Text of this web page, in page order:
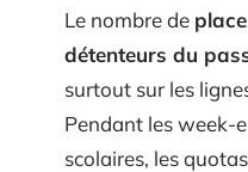
Le nombre de
détenteurs du
surtout sur les
Pendant les week-
scolaires, les